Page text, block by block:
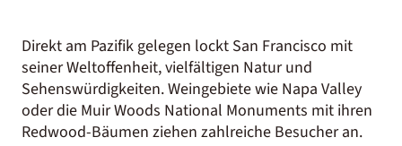
Direkt am Pazifik gelegen lockt San Francisco mit
seiner Weltoffenheit, vielfältigen Natur und
Sehenswürdigkeiten. Weingebiete wie Napa Valley
oder die Muir Woods National Monuments mit ihren
Redwood-Bäumen ziehen zahlreiche Besucher an.